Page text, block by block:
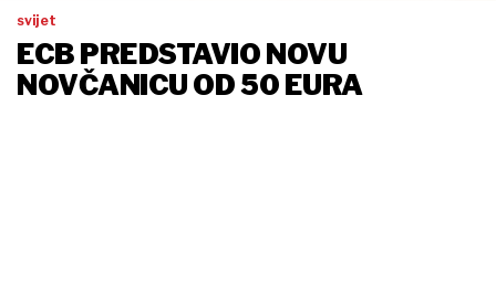
svijet
ECB PREDSTAVIO NOVU
NOVČANICU OD 50 EURA